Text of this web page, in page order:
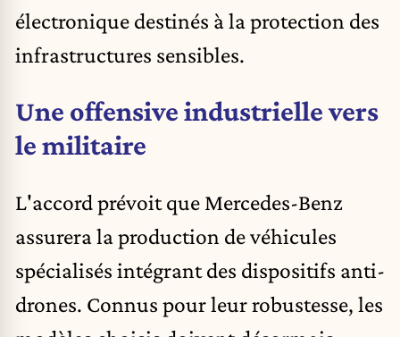
électronique destinés à la protection des
infrastructures sensibles.
Une offensive industrielle vers
le militaire
L'accord prévoit que Mercedes-Benz
assurera la production de véhicules
spécialisés intégrant des dispositifs anti-
drones. Connus pour leur robustesse, les